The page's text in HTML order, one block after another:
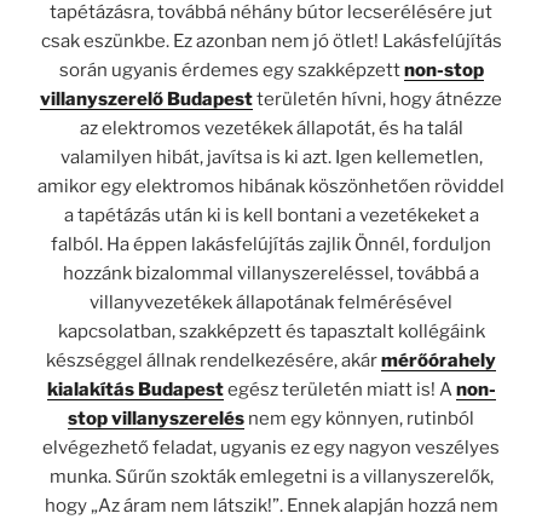
tapétázásra, továbbá néhány bútor lecserélésére jut
csak eszünkbe. Ez azonban nem jó ötlet! Lakásfelújítás
során ugyanis érdemes egy szakképzettnon-stop
villanyszerelő Budapestterületén hívni, hogy átnézze
az elektromos vezetékek állapotát, és ha talál
valamilyen hibát, javítsa is ki azt. Igen kellemetlen,
amikor egy elektromos hibának köszönhetően röviddel
a tapétázás után ki is kell bontani a vezetékeket a
falból. Ha éppen lakásfelújítás zajlik Önnél, forduljon
hozzánk bizalommal villanyszereléssel, továbbá a
villanyvezetékek állapotának felmérésével
kapcsolatban, szakképzett és tapasztalt kollégáink
készséggel állnak rendelkezésére, akármérőórahely
kialakítás Budapestegész területén miatt is! Anon-
stop villanyszerelés nem egy könnyen, rutinból
elvégezhető feladat, ugyanis ez egy nagyon veszélyes
munka. Sűrűn szokták emlegetni is a villanyszerelők,
hogy „Az áram nem látszik!”. Ennek alapján hozzá nem